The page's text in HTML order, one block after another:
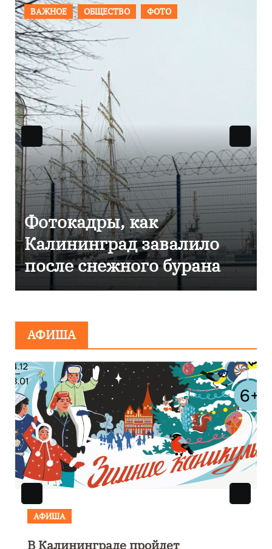
ПРОИСШЕСТВИЯ ФОТО
Фоторепортаж как в
Калининграде
эвакуировали ТЦ из-за
сообщения о
АФИША
АФИША
В Калининграде пройдет